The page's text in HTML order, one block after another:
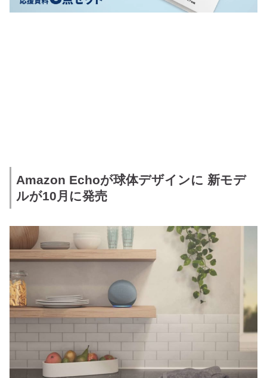
Amazon Echoが球体デザインに 新モデ
ルが10月に発売